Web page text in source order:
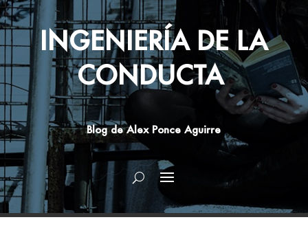
INGENIERÍA DE LA
CONDUCTA
Blog de Alex Ponce Aguirre